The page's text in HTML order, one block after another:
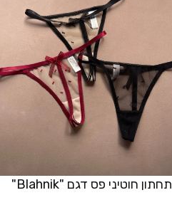
תחתון חוטיני פס דגם "Blahnik"